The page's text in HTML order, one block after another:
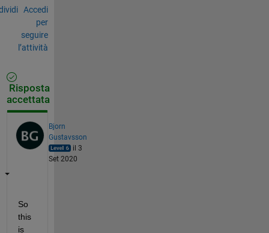
Accedi
per
seguire
l’attività
Risposta
accettata
Bjorn
Gustavsson
il 3
Set 2020
So
this
is